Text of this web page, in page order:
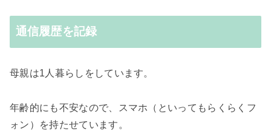
通信履歴を記録
母親は1人暮らしをしています。
年齢的にも不安なので、スマホ（といってもらくらくフ
ォン）を持たせています。